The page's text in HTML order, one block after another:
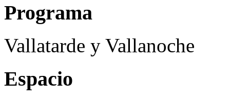
Programa
Vallatarde y Vallanoche
Espacio